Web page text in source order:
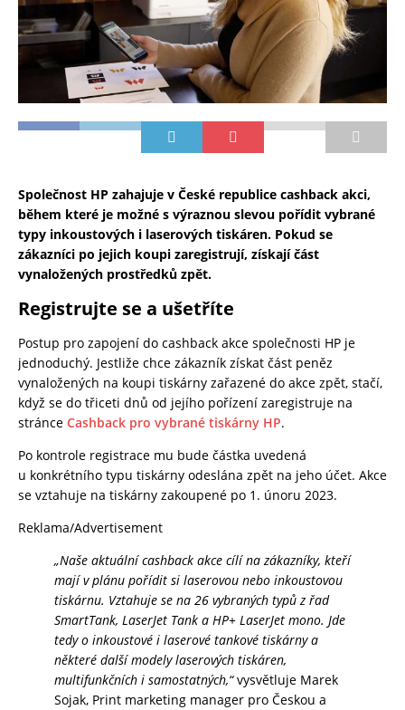
Společnost HP zahajuje v České republice cashback akci,
během které je možné s výraznou slevou pořídit vybrané
typy inkoustových i laserových tiskáren. Pokud se
zákazníci po jejich koupi zaregistrují, získají část
vynaložených prostředků zpět.
Registrujte se a ušetříte
Postup pro zapojení do cashback akce společnosti HP je
jednoduchý. Jestliže chce zákazník získat část peněz
vynaložených na koupi tiskárny zařazené do akce zpět, stačí,
když se do třiceti dnů od jejího pořízení zaregistruje na
stránce Cashback pro vybrané tiskárny HP.
Po kontrole registrace mu bude částka uvedená
u konkrétního typu tiskárny odeslána zpět na jeho účet. Akce
se vztahuje na tiskárny zakoupené po 1. únoru 2023.
Reklama/Advertisement
„Naše aktuální cashback akce cílí na zákazníky, kteří
mají v plánu pořídit si laserovou nebo inkoustovou
tiskárnu. Vztahuje se na 26 vybraných typů z řad
SmartTank, LaserJet Tank a HP+ LaserJet mono. Jde
tedy o inkoustové i laserové tankové tiskárny a
některé další modely laserových tiskáren,
multifunkčních i samostatných,“vysvětluje Marek
Sojak, Print marketing manager pro Českou a